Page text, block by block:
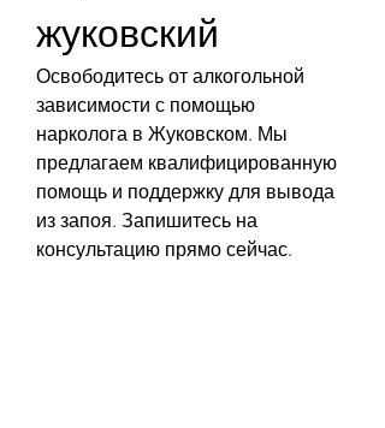
жуковский
Освободитесь от алкогольной
зависимости с помощью
нарколога в Жуковском. Мы
предлагаем квалифицированную
помощь и поддержку для вывода
из запоя. Запишитесь на
консультацию прямо сейчас.